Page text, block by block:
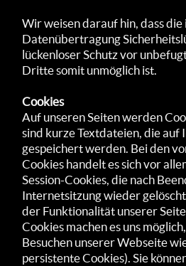
Wir weisen darauf hin, dass
Daten­übertra­gung
lücken­loser Schutz vor
Dritte somit un­möglich ist.
Cookies
Auf unseren Seiten werden
sind kurze Textdateien, die auf
gespeichert werden. Bei den
Cookies handelt es sich vor
Session-Cookies, die nach
Internetsitzung wieder
der Funktionalität unserer
Cookies machen es uns
Besuchen unserer Webseite
persistente Cookies). Sie